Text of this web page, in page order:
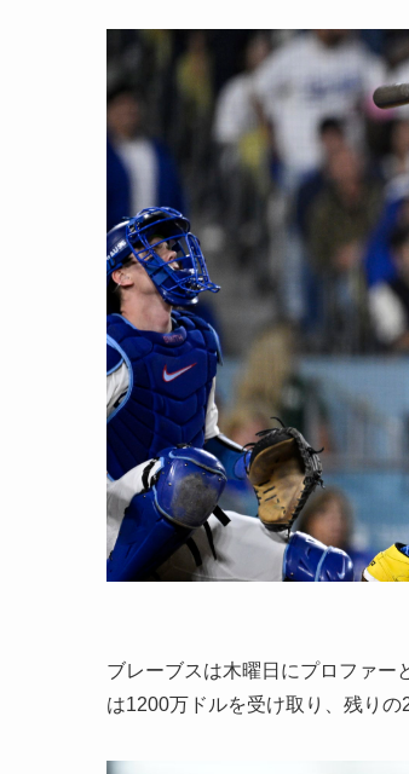
ブレーブスは木曜日にプロファー
は1200万ドルを受け取り、残りの